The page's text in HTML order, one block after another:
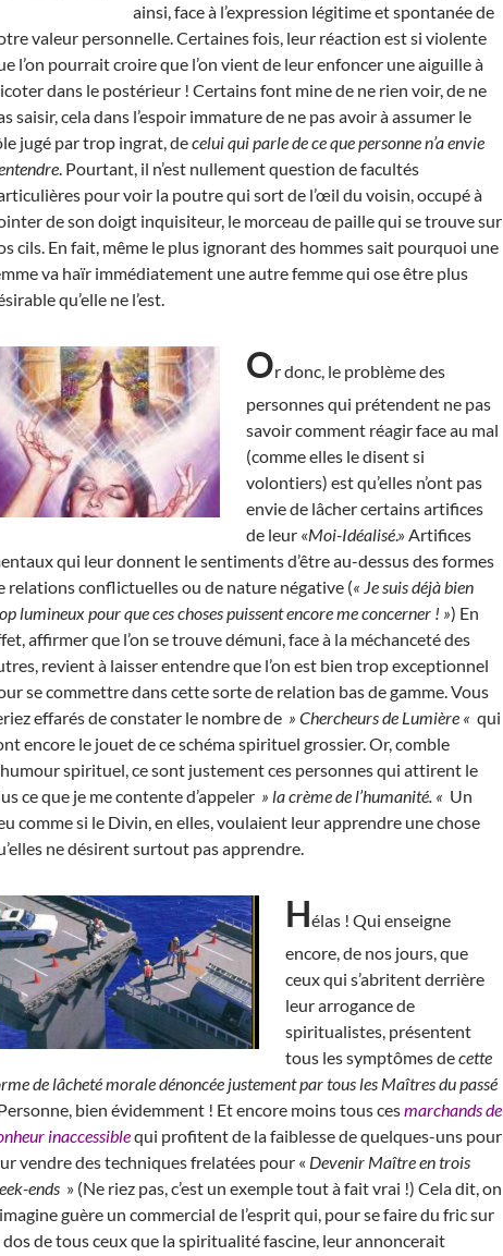
ainsi, face à l’expression légitime et spontanée de
valeur personnelle. Certaines fois, leur réaction est si violente
l’on pourrait croire que l’on vient de leur enfoncer une aiguille à
dans le postérieur ! Certains font mine de ne rien voir, de ne
saisir, cela dans l’espoir immature de ne pas avoir à assumer le
jugé par trop ingrat, decelui qui parle de ce que personne n’a envie
. Pourtant, il n’est nullement question de facultés
pour voir la poutre qui sort de l’œil du voisin, occupé à
de son doigt inquisiteur, le morceau de paille qui se trouve sur
cils. En fait, même le plus ignorant des hommes sait pourquoi une
va haïr immédiatement une autre femme qui ose être plus
qu’elle ne l’est.
Or donc, le problème des
personnes qui prétendent ne pas
savoir comment réagir face au mal
(comme elles le disent si
volontiers) est qu’elles n’ont pas
envie de lâcher certains artifices
de leur «Moi-Idéalisé.» Artifices
qui leur donnent le sentiments d’être au-dessus des formes
relations conflictuelles ou de nature négative (« Je suis déjà bien
lumineux pour que ces choses puissent encore me concerner ! ») En
affirmer que l’on se trouve démuni, face à la méchanceté des
revient à laisser entendre que l’on est bien trop exceptionnel
se commettre dans cette sorte de relation bas de gamme. Vous
effarés de constater le nombre de » Chercheurs de Lumière « qui
encore le jouet de ce schéma spirituel grossier. Or, comble
spirituel, ce sont justement ces personnes qui attirent le
ce que je me contente d’appeler » la crème de l’humanité. « Un
comme si le Divin, en elles, voulaient leur apprendre une chose
ne désirent surtout pas apprendre.
Hélas ! Qui enseigne
encore, de nos jours, que
ceux qui s’abritent derrière
leur arrogance de
spiritualistes, présentent
tous les symptômes decette
de lâcheté morale dénoncée justement par tous les Maîtres du passé
bien évidemment ! Et encore moins tous cesmarchands de
inaccessiblequi profitent de la faiblesse de quelques-uns pour
vendre des techniques frelatées pour « Devenir Maître en trois
ends » (Ne riez pas, c’est un exemple tout à fait vrai !) Cela dit, on
guère un commercial de l’esprit qui, pour se faire du fric sur
dos de tous ceux que la spiritualité fascine, leur annoncerait